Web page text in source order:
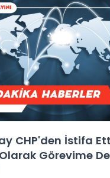
CHP'den İstifa
Olarak Görevime